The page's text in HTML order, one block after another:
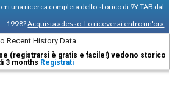
una ricerca completa dello storico di 9Y-TAB dal
1998?Acquista adesso. Lo riceverai entro un'ora
Recent History Data
(registrarsi è gratis e facile!) vedono storico
3 months Registrati